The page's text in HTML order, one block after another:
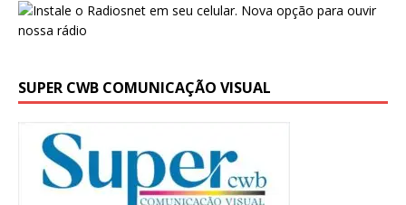
SUPER CWB COMUNICAÇÃO VISUAL